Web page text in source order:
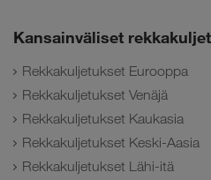
Kansainväliset
Rekkakuljetukset Eurooppa
Rekkakuljetukset Venäjä
Rekkakuljetukset Kaukasia
Rekkakuljetukset Keski-Aasia
Rekkakuljetukset Lähi-itä